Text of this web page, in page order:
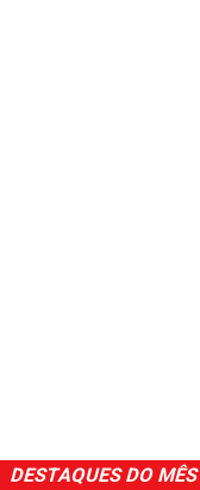
DESTAQUES DO MÊS